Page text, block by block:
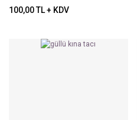
100,00 TL + KDV